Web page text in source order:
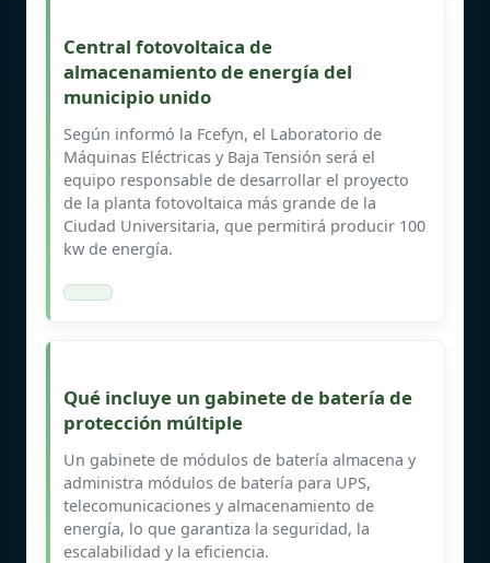
Central fotovoltaica de
almacenamiento de energía del
municipio unido
Según informó la Fcefyn, el Laboratorio de
Máquinas Eléctricas y Baja Tensión será el
equipo responsable de desarrollar el proyecto
de la planta fotovoltaica más grande de la
Ciudad Universitaria, que permitirá producir 100
kw de energía.
Qué incluye un gabinete de batería de
protección múltiple
Un gabinete de módulos de batería almacena y
administra módulos de batería para UPS,
telecomunicaciones y almacenamiento de
energía, lo que garantiza la seguridad, la
escalabilidad y la eficiencia.